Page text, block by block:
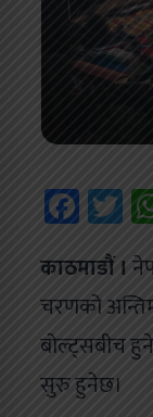
काठमाडौं ।
चरणको
बोल्ट्सबीच
सुरु हुनेछ।